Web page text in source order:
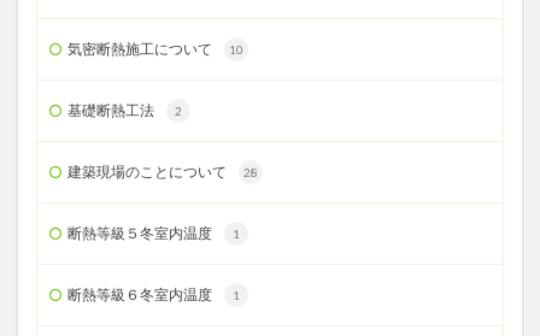
気密断熱施工について 10
基礎断熱工法 2
建築現場のことについて 28
断熱等級５冬室内温度 1
断熱等級６冬室内温度 1